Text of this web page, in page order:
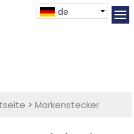
de
>Markenstecker